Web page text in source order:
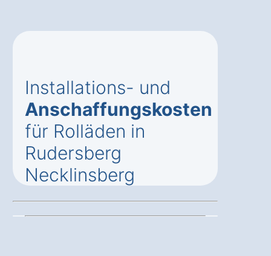
Installations- und
Anschaffungskosten
für Rolläden in
Rudersberg
Necklinsberg